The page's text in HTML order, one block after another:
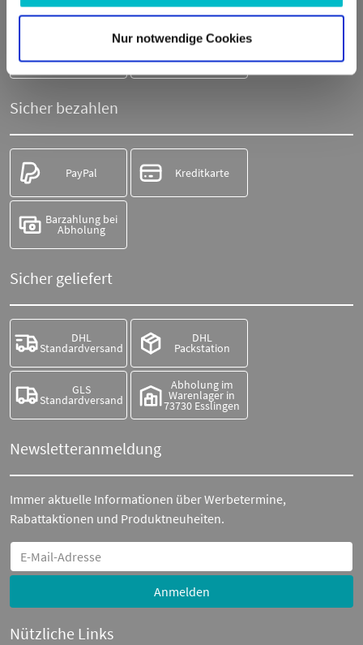
Nur notwendige Cookies
Verschlüsselung
Trusted Shops
zertifiziert
Sicher bezahlen
PayPal Kreditkarte
Barzahlung bei
Abholung
Sicher geliefert
DHL
Standardversand
DHL
Packstation
GLS
Standardversand
Abholung im
Warenlager in
73730 Esslingen
Newsletteranmeldung
Immer aktuelle Informationen über Werbetermine,
Rabattaktionen und Produktneuheiten.
Anmelden
Nützliche Links